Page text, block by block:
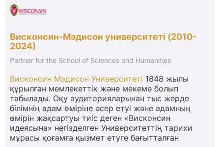
Висконсин-Мэдисон университеті (2010-
2024)
Partner for the School of Sciences and Humanities
Висконсин Мэдисон Университеті 1848 жылы
құрылған мемлекеттік және мекеме болып
табылады. Оқу аудиторияларынан тыс жерде
білімнің адам өміріне әсер етуі және адамның
өмірін жақсартуы тиіс деген «Висконсин
идеясына» негізделген Университеттің тарихи
мұрасы қоғамға қызмет етуге бағытталған